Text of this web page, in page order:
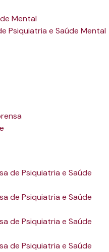
Mental
Psiquiatria e Saúde Mental